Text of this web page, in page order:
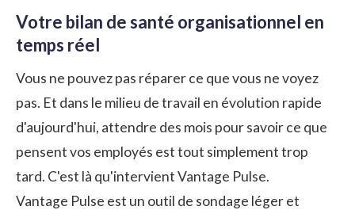
Votre bilan de santé organisationnel en
temps réel
Vous ne pouvez pas réparer ce que vous ne voyez
pas. Et dans le milieu de travail en évolution rapide
d'aujourd'hui, attendre des mois pour savoir ce que
pensent vos employés est tout simplement trop
tard. C'est là qu'intervient Vantage Pulse.
Vantage Pulse est un outil de sondage léger et